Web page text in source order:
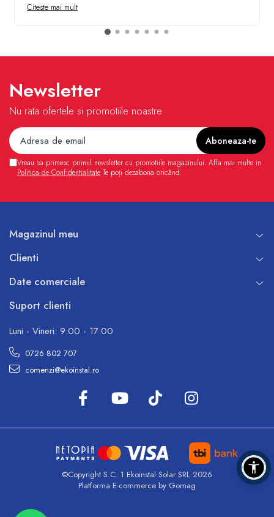
Citeste mai mult
Newsletter
Nu rata ofertele si promotiile noastre
Vreau sa primesc primul newsletter cu promotiile magazinului. Afla mai multe in
Politica de Confidentialitate Te poți dezabona oricând.
Magazinul meu
Clienti
Date comerciale
Suport clienti
Luni - Vineri: 9:00 - 17:00
0726 802 707
comenzi@ekoinstal.ro
©Copyright S.C. 1 Ekoinstal Solar SRL 2026
Platforma E-commerce by Gomag